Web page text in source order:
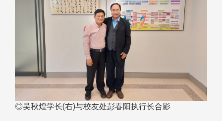
◎吴秋煌学长(右)与校友处彭春阳执行长合影